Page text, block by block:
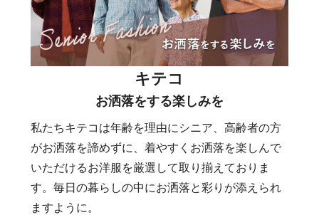
キテコ
お洒落をする楽しみを
私たちキテコは年齢を理由にシニア、高齢者の方
がお洒落を諦めずに、着やすくお洒落を楽しんで
いただけるお洋服を厳選して取り揃えておりま
す。毎日の暮らしの中にお洒落と彩りが添えられ
ますように。